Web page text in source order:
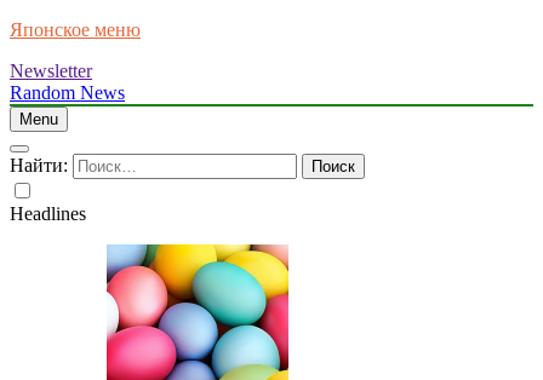
Японское меню
Newsletter
Random News
Menu
Найти:
Headlines